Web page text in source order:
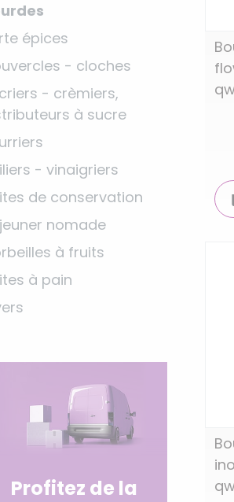
épices
- cloches
- crèmiers,
à sucre
- vinaigriers
de conservation
nomade
à fruits
à pain
Profitez de la